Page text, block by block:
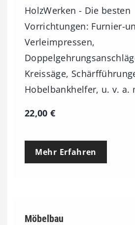
HolzWerken - Die besten
Vorrichtungen: Furnier-
Verleimpressen,
Kreissäge,
Hobelbankhelfer, u. v. a.
22,00€
Mehr Erfahren
Möbelbau